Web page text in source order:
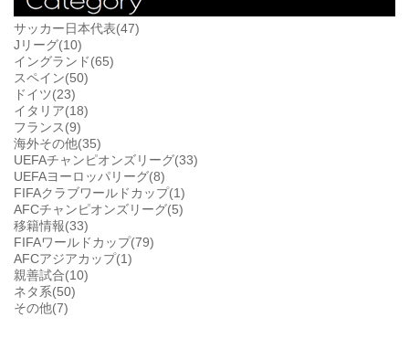
サッカー日本代表(47)
Jリーグ(10)
イングランド(65)
スペイン(50)
ドイツ(23)
イタリア(18)
フランス(9)
海外その他(35)
UEFAチャンピオンズリーグ(33)
UEFAヨーロッパリーグ(8)
FIFAクラブワールドカップ(1)
AFCチャンピオンズリーグ(5)
移籍情報(33)
FIFAワールドカップ(79)
AFCアジアカップ(1)
親善試合(10)
ネタ系(50)
その他(7)